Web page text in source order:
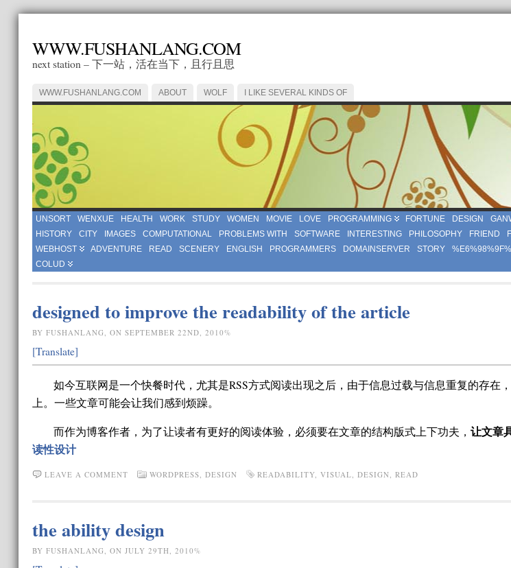
WWW.FUSHANLANG.COM
next station – 下一站，活在当下，且行且思
WWW.FUSHANLANG.COM ABOUT WOLF I LIKE SEVERAL KINDS OF
UNSORT WENXUE HEALTH WORK STUDY WOMEN MOVIE LOVE PROGRAMMING FORTUNE DESIGN
HISTORY
CITY IMAGES COMPUTATIONAL PROBLEMS WITH SOFTWARE INTERESTING PHILOSOPHY FRIEND
WEBHOST
ADVENTURE READ SCENERY ENGLISH PROGRAMMERS DOMAINSERVER STORY
COLUD
designed to improve the readability of the article
BY FUSHANLANG, ON SEPTEMBER 22ND, 2010%
[Translate]
如今互联网是一个快餐时代，尤其是RSS方式阅读出现之后，由于信息过载与信息重复的存在
上。一些文章可能会让我们感到烦躁。
而作为博客作者，为了让读者有更好的阅读体验，必须要在文章的结构版式上下功夫，让文章
读性设计
LEAVE A COMMENT WORDPRESS DESIGN READABILITY, VISUAL DESIGN READ
the ability design
BY FUSHANLANG, ON JULY 29TH, 2010%